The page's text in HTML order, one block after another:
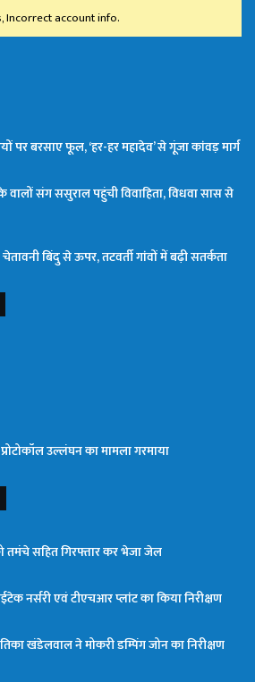
Incorrect account info.
पर बरसाए फूल, ‘हर-हर महादेव’ से गूंजा कांवड़ मार्ग
वालों संग ससुराल पहुंची विवाहिता, विधवा सास से
बिंदु से ऊपर, तटवर्ती गांवों में बढ़ी सतर्कता
उल्लंघन का मामला गरमाया
सहित गिरफ्तार कर भेजा जेल
नर्सरी एवं टीएचआर प्लांट का किया निरीक्षण
खंडेलवाल ने मोकरी डम्पिंग जोन का निरीक्षण